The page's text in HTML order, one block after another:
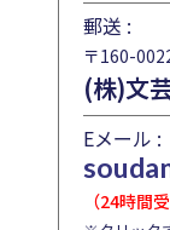
郵送 :
〒160-
(株)文
Eメール :
（24時間